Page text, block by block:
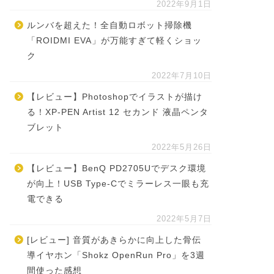
2022年9月1日
ルンバを超えた！全自動ロボット掃除機
「ROIDMI EVA」が万能すぎて軽くショッ
ク
2022年7月10日
【レビュー】Photoshopでイラストが描け
る！XP-PEN Artist 12 セカンド 液晶ペンタ
ブレット
2022年5月26日
【レビュー】BenQ PD2705Uでデスク環境
が向上！USB Type-Cでミラーレス一眼も充
電できる
2022年5月7日
[レビュー] 音質があきらかに向上した骨伝
導イヤホン「Shokz OpenRun Pro」を3週
間使った感想